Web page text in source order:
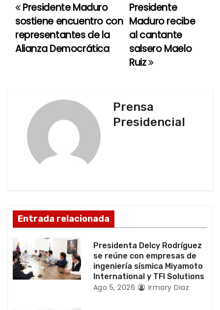
N
a
v
d
e
e
n
Presidente
Maduro recibe
al cantante
salsero Maelo
Ruiz
Presidente Maduro
sostiene encuentro con
representantes de la
Alianza Democrática
Prensa
Presidencial
Entrada relacionada
Presidenta Delcy Rodríguez
se reúne con empresas de
ingeniería sísmica Miyamoto
International y TFI Solutions
Ago 5, 2026 Irmary Diaz